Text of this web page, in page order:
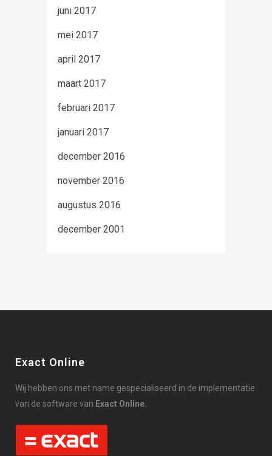
juni 2017
mei 2017
april 2017
maart 2017
februari 2017
januari 2017
december 2016
november 2016
augustus 2016
december 2001
Exact Online
Wij hebben ons met name gespecialiseerd in de implementatie
van de software van Exact Online.